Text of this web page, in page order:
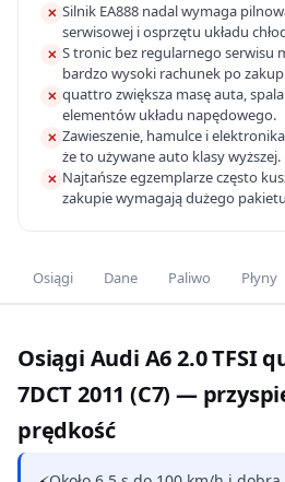
✕ Silnik EA888 nadal wymaga
serwisowej i osprzętu układu
✕ S tronic bez regularnego serwisu
bardzo wysoki rachunek po
✕ quattro zwiększa masę auta,
elementów układu napędowego.
✕ Zawieszenie, hamulce i
że to używane auto klasy wyższej.
✕ Najtańsze egzemplarze często
zakupie wymagają dużego
Osiągi Dane Paliwo Płyny
Osiągi Audi A6 2.0 TFSI
7DCT 2011 (C7) —
prędkość